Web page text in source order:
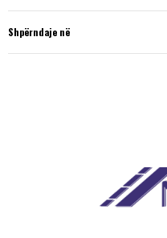
Shpërndaje në